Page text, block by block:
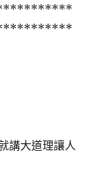
講大道理讓人